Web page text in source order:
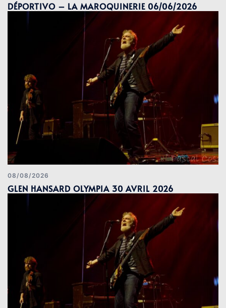
DÉPORTIVO – LA MAROQUINERIE 06/06/2026
08/08/2026
GLEN HANSARD OLYMPIA 30 AVRIL 2026